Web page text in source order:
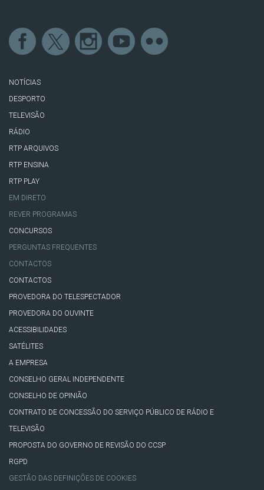
NOTÍCIAS
DESPORTO
TELEVISÃO
RÁDIO
RTP ARQUIVOS
RTP ENSINA
RTP PLAY
EM DIRETO
REVER PROGRAMAS
CONCURSOS
PERGUNTAS FREQUENTES
CONTACTOS
CONTACTOS
PROVEDORA DO TELESPECTADOR
PROVEDORA DO OUVINTE
ACESSIBILIDADES
SATÉLITES
A EMPRESA
CONSELHO GERAL INDEPENDENTE
CONSELHO DE OPINIÃO
CONTRATO DE CONCESSÃO DO SERVIÇO PÚBLICO DE RÁDIO E
TELEVISÃO
PROPOSTA DO GOVERNO DE REVISÃO DO CCSP
RGPD
GESTÃO DAS DEFINIÇÕES DE COOKIES